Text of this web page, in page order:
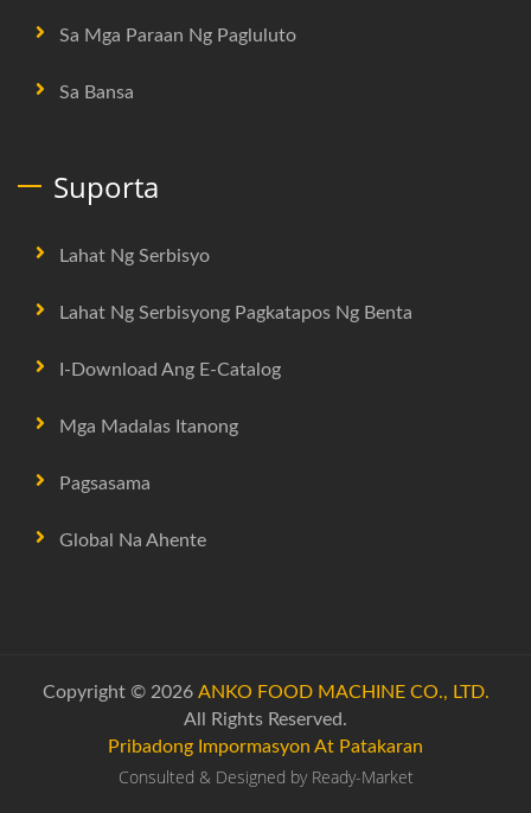
Sa Mga Paraan Ng Pagluluto
Sa Bansa
Suporta
Lahat Ng Serbisyo
Lahat Ng Serbisyong Pagkatapos Ng Benta
I-Download Ang E-Catalog
Mga Madalas Itanong
Pagsasama
Global Na Ahente
Copyright © 2026 ANKO FOOD MACHINE CO., LTD.
All Rights Reserved.
Pribadong Impormasyon At Patakaran
Consulted & Designed by Ready-Market